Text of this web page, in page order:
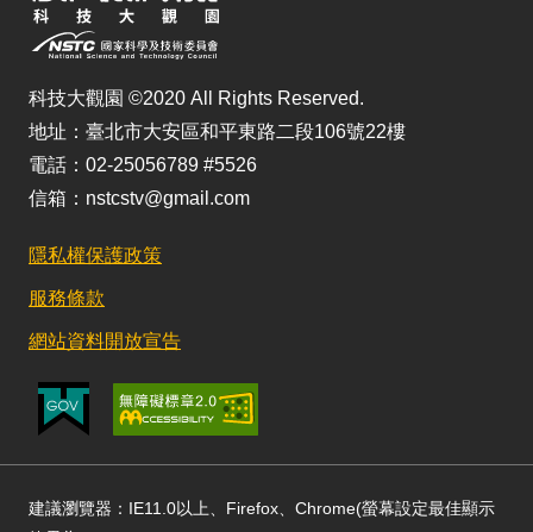
科技大觀園 ©2020 All Rights Reserved.
地址：臺北市大安區和平東路二段106號22樓
電話：02-25056789 #5526
信箱：nstcstv@gmail.com
隱私權保護政策
服務條款
網站資料開放宣告
建議瀏覽器：IE11.0以上、Firefox、Chrome(螢幕設定最佳顯示